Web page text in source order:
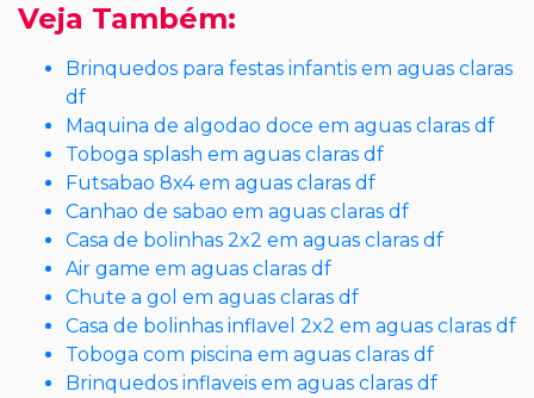
Veja Também:
Brinquedos para festas infantis em aguas claras
df
Maquina de algodao doce em aguas claras df
Toboga splash em aguas claras df
Futsabao 8x4 em aguas claras df
Canhao de sabao em aguas claras df
Casa de bolinhas 2x2 em aguas claras df
Air game em aguas claras df
Chute a gol em aguas claras df
Casa de bolinhas inflavel 2x2 em aguas claras df
Toboga com piscina em aguas claras df
Brinquedos inflaveis em aguas claras df